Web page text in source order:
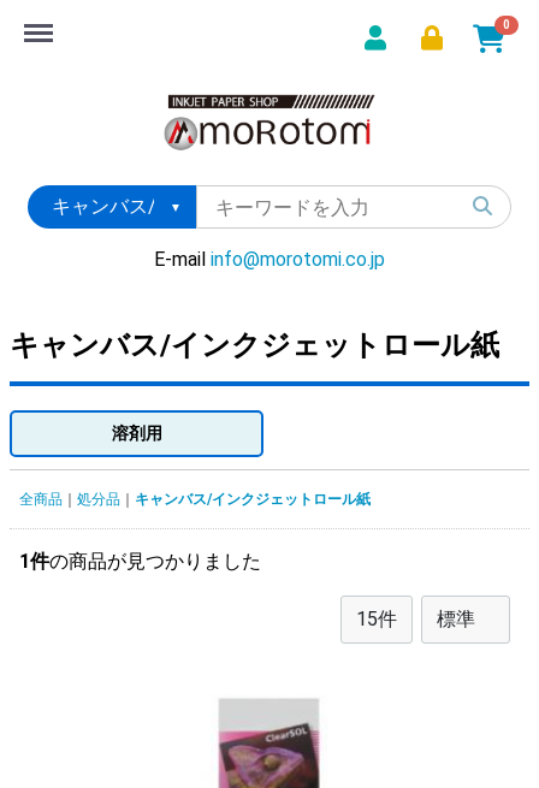
0
E-mail info@morotomi.co.jp
Menu
キャンバス/インクジェットロール紙
溶剤用
全商品 処分品 キャンバス/インクジェットロール紙
1件の商品が見つかりました